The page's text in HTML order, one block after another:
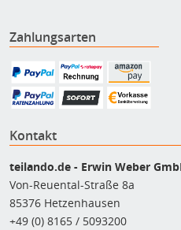
Zahlungsarten
Kontakt
teilando.de - Erwin Weber
Von-Reuental-Straße 8a
85376 Hetzenhausen
+49 (0) 8165 / 5093200